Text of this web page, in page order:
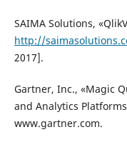
SAIMA Solutions,
http://
2017].
Gartner, Inc., «Magic
and Analytics
www.gartner.com.